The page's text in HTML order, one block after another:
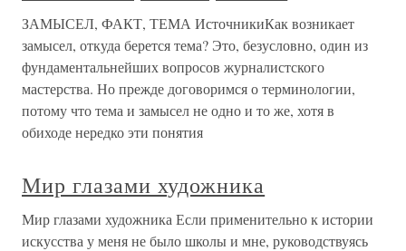
ЗАМЫСЕЛ, ФАКТ, ТЕМА ИсточникиКак возникает
замысел, откуда берется тема? Это, безусловно, один из
фундаментальнейших вопросов журналистского
мастерства. Но прежде договоримся о терминологии,
потому что тема и замысел не одно и то же, хотя в
обиходе нередко эти понятия
Мир глазами художника
Мир глазами художника Если применительно к истории
искусства у меня не было школы и мне, руководствуясь